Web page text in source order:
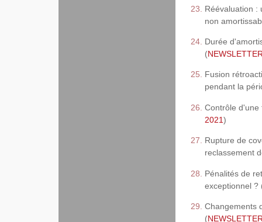
Réévaluation :
non
Durée
(
Fusion
pendant la
Contrôle d'une
2021)
Rupture de
reclassement
Pénalités de
exceptionnel ?
Changements
(